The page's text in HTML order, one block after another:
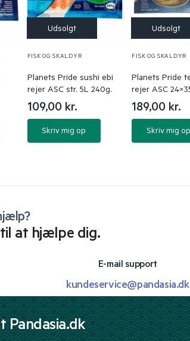
FISK OG SKALDYR
Planets Pride sushi ebi
rejer ASC str. 5L 240g.
109,00 kr.
Skriv mig op
FISK OG SKALDYR
Planets Pride
rejer ASC
189,00 kr.
Skriv mig op
til at hjælpe dig.
E-mail support
kundeservice@pandasia.dk
Pandasia.dk